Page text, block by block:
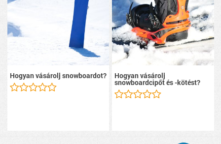
Hogyan vásárolj snowboardot? Hogyan vásárolj
snowboardcipőt és -kötést?